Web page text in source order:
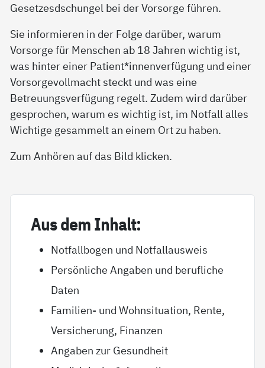
Gesetzesdschungel bei der Vorsorge führen.
Sie informieren in der Folge darüber, warum
Vorsorge für Menschen ab 18 Jahren wichtig ist,
was hinter einer Patient*innenverfügung und einer
Vorsorgevollmacht steckt und was eine
Betreuungsverfügung regelt. Zudem wird darüber
gesprochen, warum es wichtig ist, im Notfall alles
Wichtige gesammelt an einem Ort zu haben.
Zum Anhören auf das Bild klicken.
Aus dem In­halt:
Notfallbogen und Notfallausweis
Persönliche Angaben und berufliche
Daten
Familien- und Wohnsituation, Rente,
Versicherung, Finanzen
Angaben zur Gesundheit